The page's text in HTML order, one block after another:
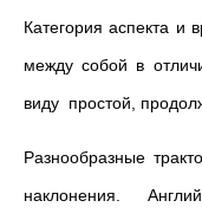
Категория аспекта и
между собой в
виду простой,
Разнообразные
наклонения.